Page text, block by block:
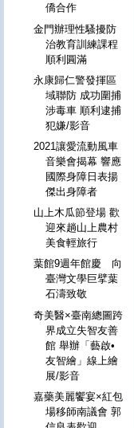
僑合作
金門辦理性騷擾防
治教育訓練課程
順利圓滿
永康歸仁警發揮區
域聯防 成功圍捕
涉毒車 順利逮捕
犯嫌/影音
2021讓愛流動風車
音樂會揭幕 響應
國際身障日表揚
傑出身障者
山上木瓜節登場 歡
迎來趟山上農村
美食輕旅行
葉館9週年館慶 向
臺灣文學巨擘葉
石濤致敬
奇美醫×臺南總圖跨
界成立失智友善
館 舉辦「藝啟•
友智繪」線上繪
展/影音
嘉藥美麗饗宴×紅包
場移師南議會 郭